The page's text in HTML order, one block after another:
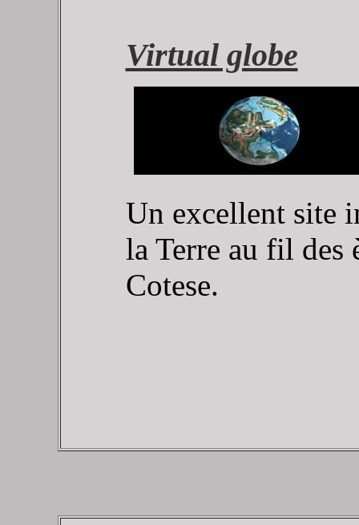
Virtual globe
Un excellent site
la Terre au fil des
Cotese.